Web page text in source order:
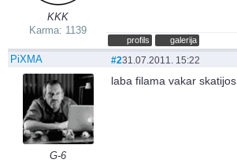
KKK
Karma: 1139
profils galerija
PiXMA
G-6
#231.07.2011. 15:22
laba filama vakar skatijos